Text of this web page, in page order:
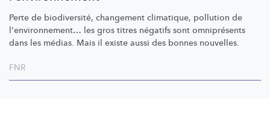
Perte de biodiversité, changement climatique, pollution de
l'environnement… les gros titres négatifs sont omniprésents
dans les médias. Mais il existe aussi des bonnes nouvelles.
FNR